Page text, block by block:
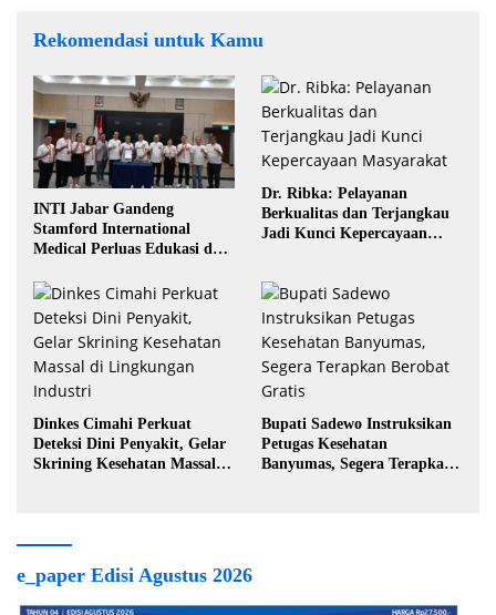
Rekomendasi untuk Kamu
INTI Jabar Gandeng
Stamford International
Medical Perluas Edukasi dan
Dr. Ribka: Pelayanan
Berkualitas dan Terjangkau
Jadi Kunci Kepercayaan
Dinkes Cimahi Perkuat
Deteksi Dini Penyakit, Gelar
Skrining Kesehatan Massal di
Bupati Sadewo Instruksikan
Petugas Kesehatan
Banyumas, Segera Terapkan
e_paper Edisi Agustus 2026